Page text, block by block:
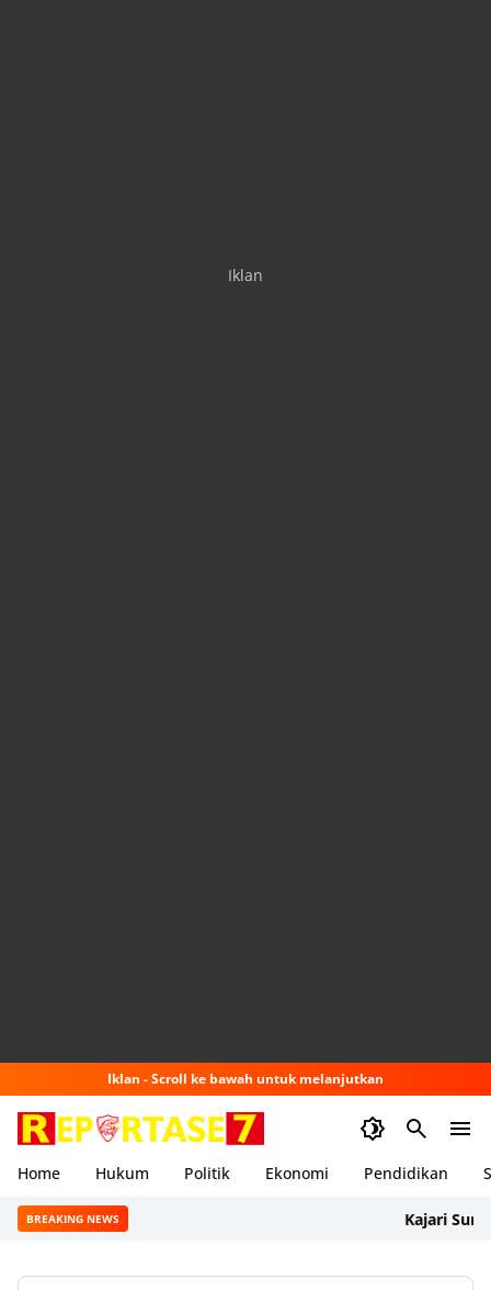
Iklan
Iklan - Scroll ke bawah untuk melanjutkan
Home Hukum Politik Ekonomi Pendidikan
BREAKING NEWS Kajari